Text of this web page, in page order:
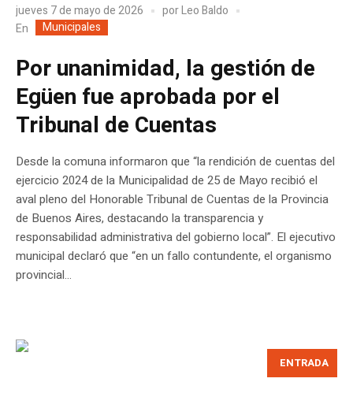
jueves 7 de mayo de 2026 porLeo Baldo
En
Municipales
Por unanimidad, la gestión de
Egüen fue aprobada por el
Tribunal de Cuentas
Desde la comuna informaron que “la rendición de cuentas del
ejercicio 2024 de la Municipalidad de 25 de Mayo recibió el
aval pleno del Honorable Tribunal de Cuentas de la Provincia
de Buenos Aires, destacando la transparencia y
responsabilidad administrativa del gobierno local”. El ejecutivo
municipal declaró que “en un fallo contundente, el organismo
provincial...
ENTRADA